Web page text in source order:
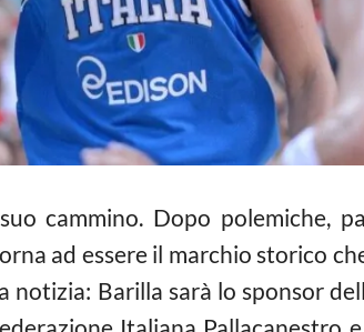
cammino. Dopo polemiche,
ad essere il marchio storico
notizia: Barilla sarà lo sponsor